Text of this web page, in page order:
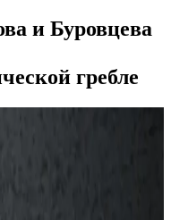
и Буровцева
гребле